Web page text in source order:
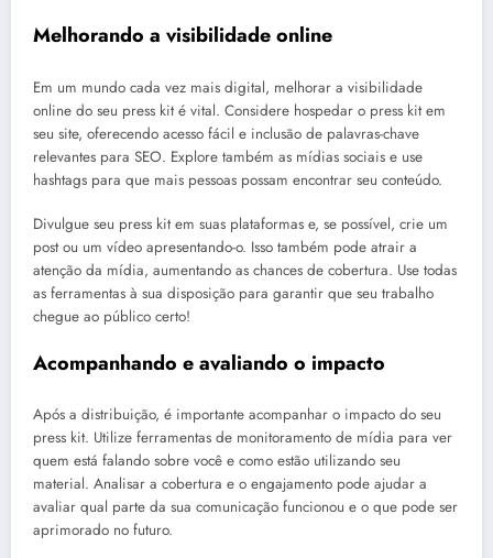
Melhorando a visibilidade online
Em um mundo cada vez mais digital, melhorar a visibilidade
online do seu press kit é vital. Considere hospedar o press kit em
seu site, oferecendo acesso fácil e inclusão de palavras-chave
relevantes para SEO. Explore também as mídias sociais e use
hashtags para que mais pessoas possam encontrar seu conteúdo.
Divulgue seu press kit em suas plataformas e, se possível, crie um
post ou um vídeo apresentando-o. Isso também pode atrair a
atenção da mídia, aumentando as chances de cobertura. Use todas
as ferramentas à sua disposição para garantir que seu trabalho
chegue ao público certo!
Acompanhando e avaliando o impacto
Após a distribuição, é importante acompanhar o impacto do seu
press kit. Utilize ferramentas de monitoramento de mídia para ver
quem está falando sobre você e como estão utilizando seu
material. Analisar a cobertura e o engajamento pode ajudar a
avaliar qual parte da sua comunicação funcionou e o que pode ser
aprimorado no futuro.